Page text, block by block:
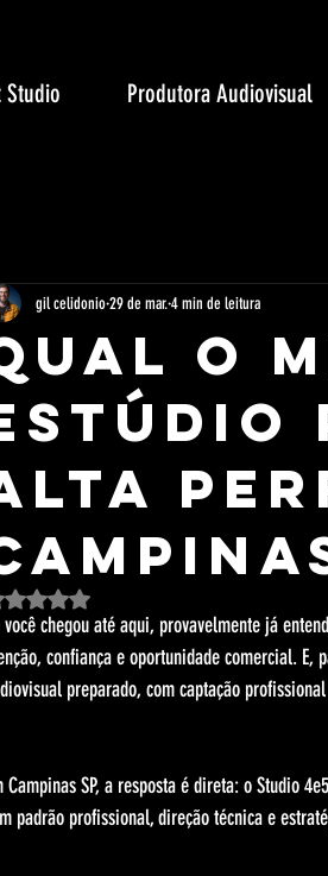
Studio Produtora Audiovisual
o
gil celidonio29 de mar.4 min de leitura
Avaliado com NaN de 5 estrelas.
você chegou até aqui, provavelmente já
confiança e oportunidade comercial. E,
preparado, com captação
Campinas SP, a resposta é direta: o Studio
padrão profissional, direção técnica e